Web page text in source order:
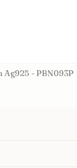
Ag925 - PBN093P